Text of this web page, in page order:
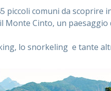
piccoli comuni da scoprire
Cinto, un paesaggio
lo snorkeling e tante